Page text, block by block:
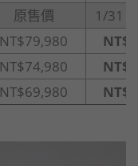
原售價
1/31
NT$79,980
NT$74,980
NT$69,980